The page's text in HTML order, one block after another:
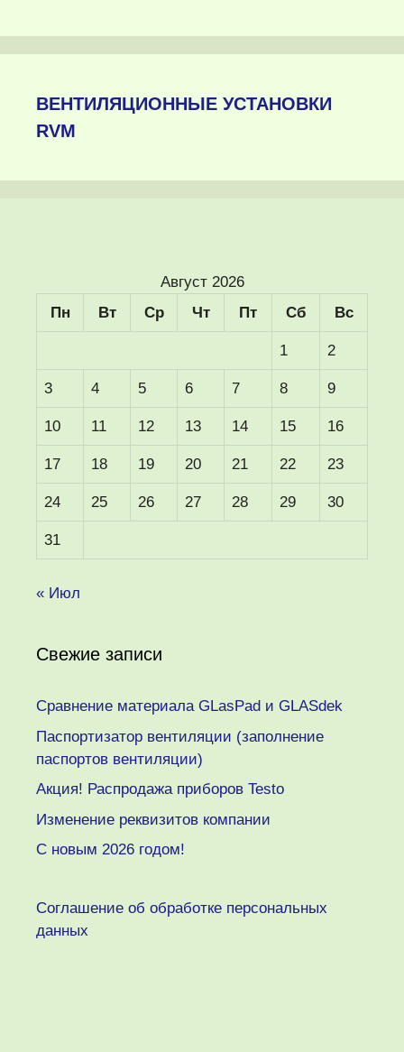
ВЕНТИЛЯЦИОННЫЕ УСТАНОВКИ
RVM
Август 2026
Пн
Вт Ср Чт Пт Сб Вс
1 2
3 4 5 6 7 8 9
10 11 12 13 14 15 16
17 18 19 20 21 22 23
24 25 26 27 28 29 30
31
« Июл
Свежие записи
Сравнение материала GLasPad и GLASdek
Паспортизатор вентиляции (заполнение
паспортов вентиляции)
Акция! Распродажа приборов Testo
Изменение реквизитов компании
C новым 2026 годом!
Соглашение об обработке персональных
данных